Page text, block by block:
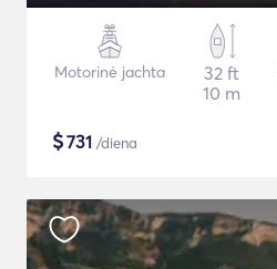
Motorinė jachta
32 ft
10 m
$731 /diena